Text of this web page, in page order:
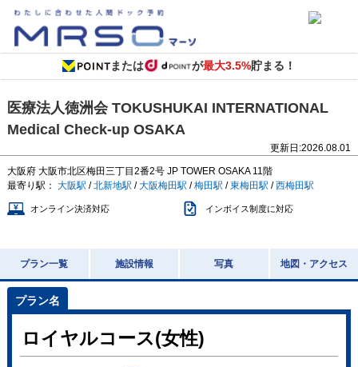
または が最大3.5%貯まる！
医療法人徳洲会 TOKUSHUKAI INTERNATIONAL
Medical Check-up OSAKA
更新日:2026.08.01
大阪府 大阪市北区梅田三丁目2番2号 JP TOWER OSAKA 11階
最寄り駅： 大阪駅 /北新地駅 /大阪梅田駅 /梅田駅 /東梅田駅 /西梅田駅
オンライン決済対応 インボイス制度に対応
プラン一覧 施設情報 写真 地図・アクセス
ロイヤルコース(女性)